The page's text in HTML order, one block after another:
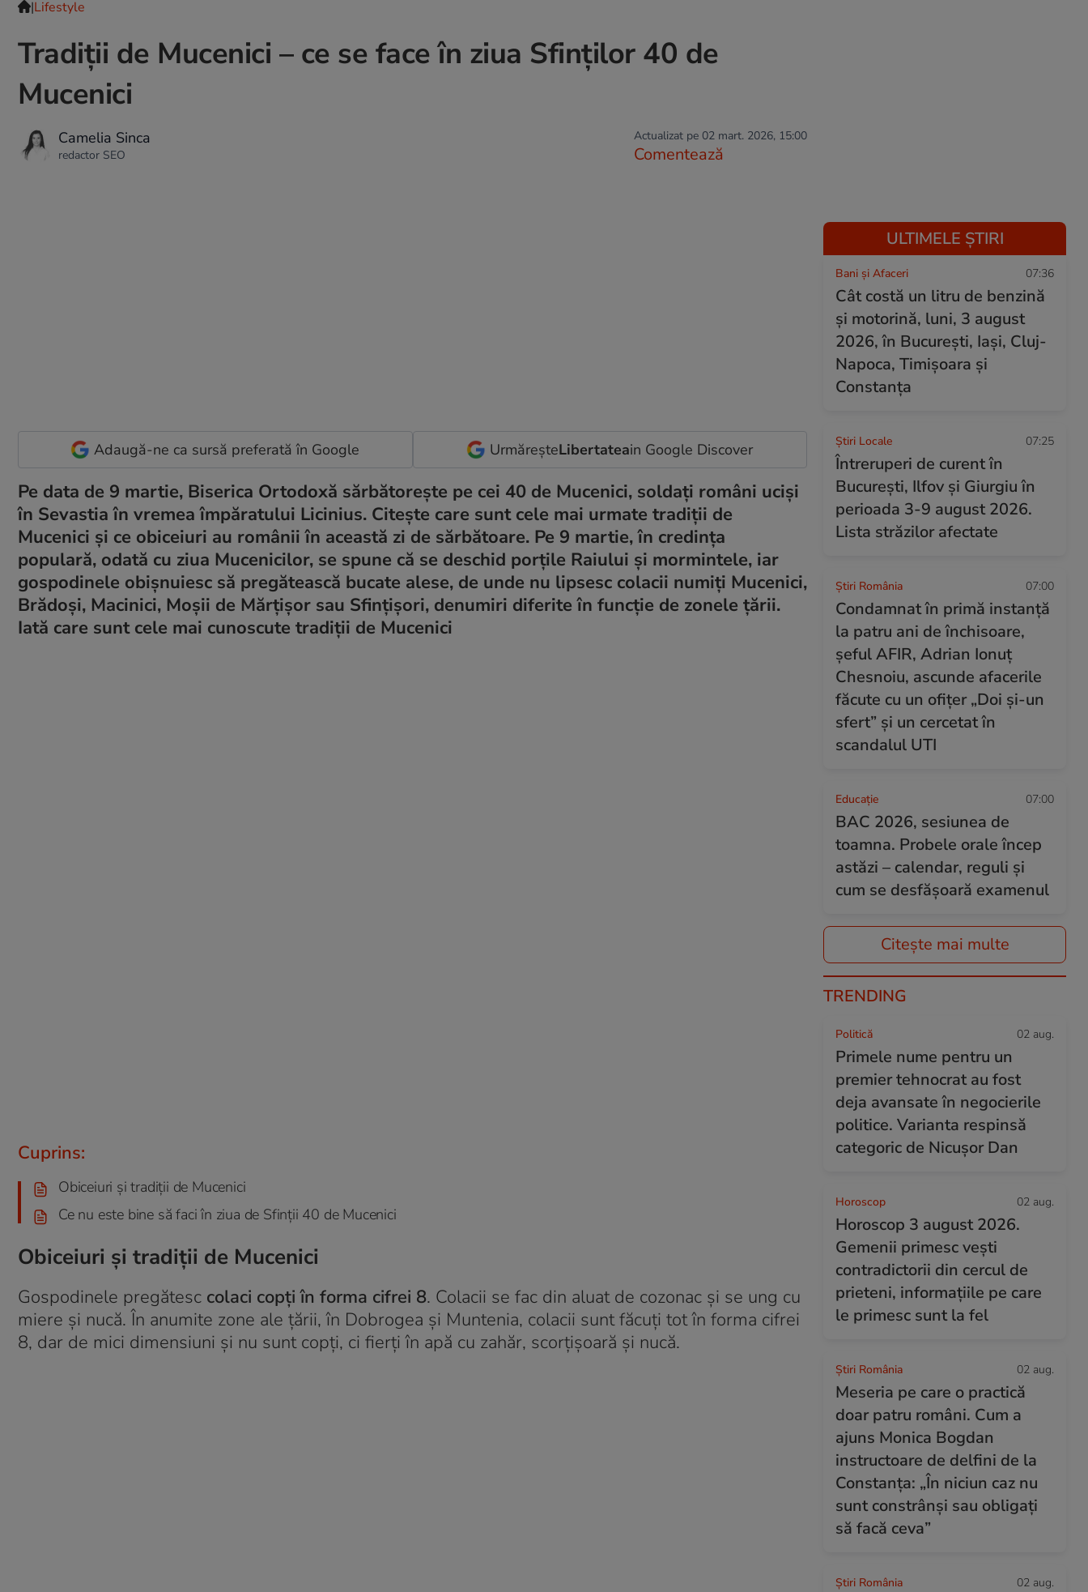
|Lifestyle
Tradiții de Mucenici – ce se face în ziua Sfinților 40 de
Mucenici
Camelia Sinca
redactor SEO
Actualizat pe 02 mart. 2026, 15:00
Comentează
Adaugă-ne ca sursă preferată în Google UrmăreșteLibertateain Google Discover
Pe data de 9 martie, Biserica Ortodoxă sărbătorește pe cei 40 de Mucenici, soldați români uciși
în Sevastia în vremea împăratului Licinius. Citește care sunt cele mai urmate tradiții de
Mucenici și ce obiceiuri au românii în această zi de sărbătoare. Pe 9 martie, în credința
populară, odată cu ziua Mucenicilor, se spune că se deschid porțile Raiului și mormintele, iar
gospodinele obișnuiesc să pregătească bucate alese, de unde nu lipsesc colacii numiți Mucenici,
Brădoși, Macinici, Moșii de Mărțișor sau Sfințișori, denumiri diferite în funcție de zonele țării.
Iată care sunt cele mai cunoscute tradiții de Mucenici
Cuprins:
Obiceiuri și tradiții de Mucenici
Ce nu este bine să faci în ziua de Sfinții 40 de Mucenici
Obiceiuri și tradiții de Mucenici
Gospodinele pregătesc colaci copți în forma cifrei 8. Colacii se fac din aluat de cozonac și se ung cu
miere și nucă. În anumite zone ale țării, în Dobrogea și Muntenia, colacii sunt făcuți tot în forma cifrei
8, dar de mici dimensiuni și nu sunt copți, ci fierți în apă cu zahăr, scorțișoară și nucă.
ULTIMELE ȘTIRI
Bani și Afaceri 07:36
Cât costă un litru de benzină
și motorină, luni, 3 august
2026, în București, Iași, Cluj-
Napoca, Timișoara și
Constanța
Știri Locale 07:25
Întreruperi de curent în
București, Ilfov și Giurgiu în
perioada 3-9 august 2026.
Lista străzilor afectate
Știri România 07:00
Condamnat în primă instanță
la patru ani de închisoare,
șeful AFIR, Adrian Ionuț
Chesnoiu, ascunde afacerile
făcute cu un ofițer „Doi și-un
sfert” și un cercetat în
scandalul UTI
Educație 07:00
BAC 2026, sesiunea de
toamna. Probele orale încep
astăzi – calendar, reguli și
cum se desfășoară examenul
Citește mai multe
TRENDING
Politică 02 aug.
Primele nume pentru un
premier tehnocrat au fost
deja avansate în negocierile
politice. Varianta respinsă
categoric de Nicușor Dan
Horoscop 02 aug.
Horoscop 3 august 2026.
Gemenii primesc vești
contradictorii din cercul de
prieteni, informațiile pe care
le primesc sunt la fel
Știri România 02 aug.
Meseria pe care o practică
doar patru români. Cum a
ajuns Monica Bogdan
instructoare de delfini de la
Constanța: „În niciun caz nu
sunt constrânși sau obligați
să facă ceva”
Știri România 02 aug.